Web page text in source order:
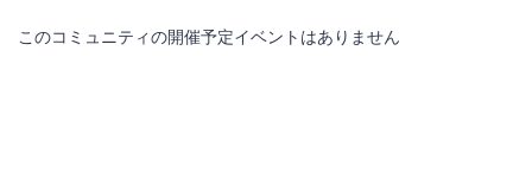
このコミュニティの開催予定イベントはありません